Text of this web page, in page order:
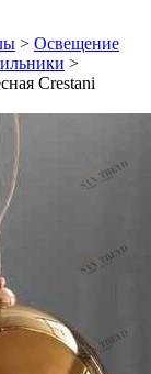
> Освещение
>
Crestani